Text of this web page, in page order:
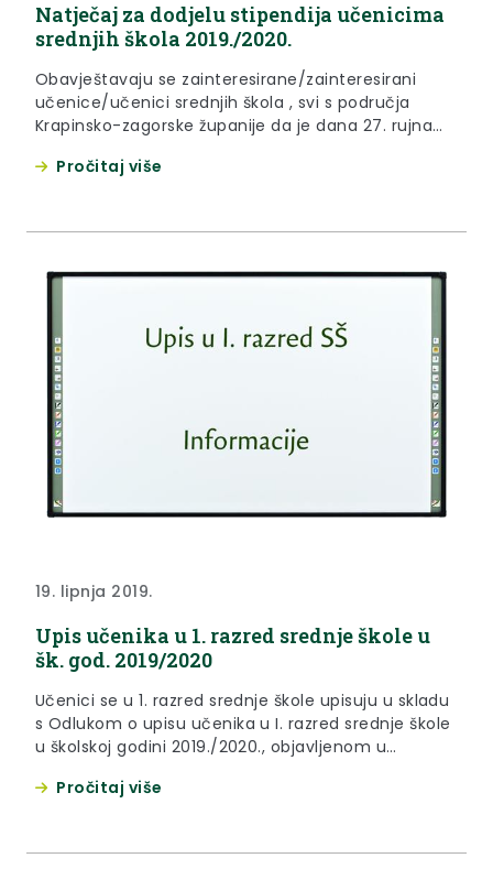
Natječaj za dodjelu stipendija učenicima
srednjih škola 2019./2020.
Obavještavaju se zainteresirane/zainteresirani
učenice/učenici srednjih škola , svi s područja
Krapinsko-zagorske županije da je dana 27. rujna
školskoj godini 2019./2020. god.
Pročitaj više
19. lipnja 2019.
Upis učenika u 1. razred srednje škole u
šk. god. 2019/2020
Učenici se u 1. razred srednje škole upisuju u skladu
s Odlukom o upisu učenika u I. razred srednje škole
u školskoj godini 2019./2020., objavljenom u
svibnja 2019.
Pročitaj više